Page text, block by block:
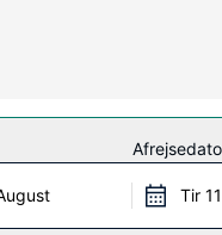
Værelset har et
på værelset. Gratis
Afrejsedato
Tir